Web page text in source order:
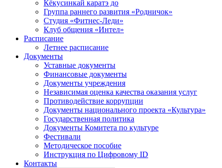
Кёкусинкай каратэ до
Группа раннего развития «Родничок»
Cтудия «Фитнес-Леди»
Клуб общения «Интел»
Расписание
Летнее расписание
Документы
Уставные документы
Финансовые документы
Документы учреждения
Независимая оценка качества оказания услуг
Противодействие коррупции
Документы национального проекта «Культура»
Государственная политика
Документы Комитета по культуре
Фестивали
Методическое пособие
Инструкция по Цифровому ID
Контакты